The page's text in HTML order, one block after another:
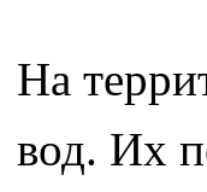
На
вод. Их